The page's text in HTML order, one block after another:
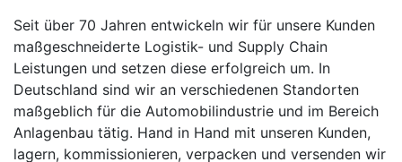
Seit über 70 Jahren entwickeln wir für unsere Kunden
maßgeschneiderte Logistik- und Supply Chain
Leistungen und setzen diese erfolgreich um. In
Deutschland sind wir an verschiedenen Standorten
maßgeblich für die Automobilindustrie und im Bereich
Anlagenbau tätig. Hand in Hand mit unseren Kunden,
lagern, kommissionieren, verpacken und versenden wir